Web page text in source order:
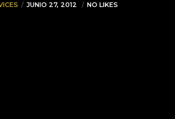
JUNIO 27, 2012 NO LIKES